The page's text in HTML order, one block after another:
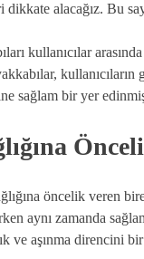
alacağız. Bu
kullanıcılar
sağlam bir yer
öncelik veren
aynı zamanda
ve aşınma direncini